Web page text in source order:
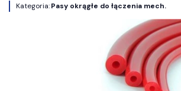
Kategoria:Pasy okrągłe do łączenia mech.